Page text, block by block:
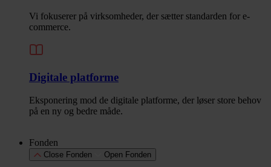
Vi fokuserer på virksomheder, der sætter standarden for e-
commerce.
Digitale platforme
Eksponering mod de digitale platforme, der løser store behov
på en ny og bedre måde.
Fonden
Close Fonden Open Fonden